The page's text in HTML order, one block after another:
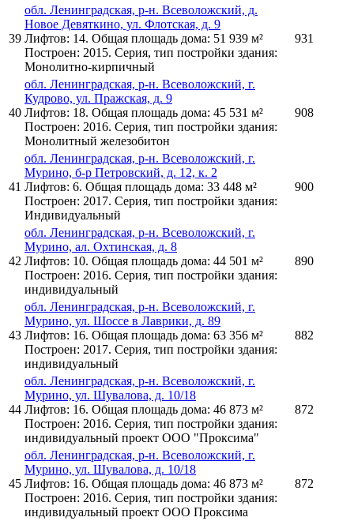
39
обл. Ленинградская, р-н. Всеволожский, д.
Новое Девяткино, ул. Флотская, д. 9
Лифтов: 14. Общая площадь дома: 51 939 м²
Построен: 2015. Серия, тип постройки здания:
Монолитно-кирпичный
931
40
обл. Ленинградская, р-н. Всеволожский, г.
Кудрово, ул. Пражская, д. 9
Лифтов: 18. Общая площадь дома: 45 531 м²
Построен: 2016. Серия, тип постройки здания:
Монолитный железобитон
908
41
обл. Ленинградская, р-н. Всеволожский, г.
Мурино, б-р Петровский, д. 12, к. 2
Лифтов: 6. Общая площадь дома: 33 448 м²
Построен: 2017. Серия, тип постройки здания:
Индивидуальный
900
42
обл. Ленинградская, р-н. Всеволожский, г.
Мурино, ал. Охтинская, д. 8
Лифтов: 10. Общая площадь дома: 44 501 м²
Построен: 2016. Серия, тип постройки здания:
индивидуальный
890
43
обл. Ленинградская, р-н. Всеволожский, г.
Мурино, ул. Шоссе в Лаврики, д. 89
Лифтов: 16. Общая площадь дома: 63 356 м²
Построен: 2017. Серия, тип постройки здания:
индивидуальный
882
44
обл. Ленинградская, р-н. Всеволожский, г.
Мурино, ул. Шувалова, д. 10/18
Лифтов: 16. Общая площадь дома: 46 873 м²
Построен: 2016. Серия, тип постройки здания:
индивидуальный проект ООО "Проксима"
872
45
обл. Ленинградская, р-н. Всеволожский, г.
Мурино, ул. Шувалова, д. 10/18
Лифтов: 16. Общая площадь дома: 46 873 м²
Построен: 2016. Серия, тип постройки здания:
индивидуальный проект ООО Проксима
872